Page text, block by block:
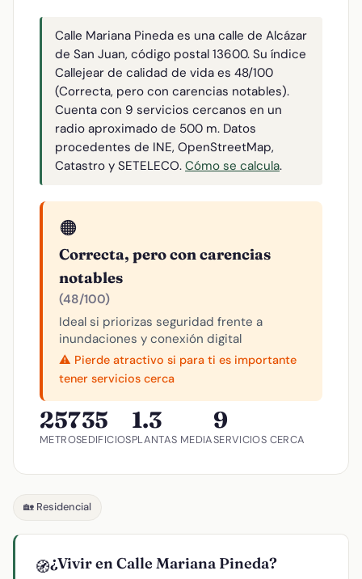
Calle Mariana Pineda es una calle de Alcázar
de San Juan, código postal 13600. Su índice
Callejear de calidad de vida es 48/100
(Correcta, pero con carencias notables).
Cuenta con 9 servicios cercanos en un
radio aproximado de 500 m. Datos
procedentes de INE, OpenStreetMap,
Catastro y SETELECO. Cómo se calcula.
🟠
Correcta, pero con carencias
notables
(48/100)
Ideal si priorizas seguridad frente a
inundaciones y conexión digital
⚠️ Pierde atractivo si para ti es importante
tener servicios cerca
257
METROS
35
EDIFICIOS
1.3
PLANTAS MEDIA
9
SERVICIOS CERCA
🏡 Residencial
🧭¿Vivir en Calle Mariana Pineda?